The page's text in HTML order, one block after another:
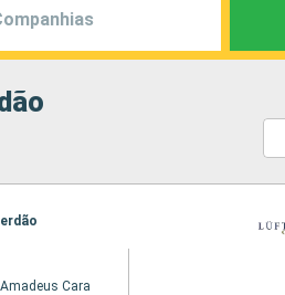
Amadeus Cara